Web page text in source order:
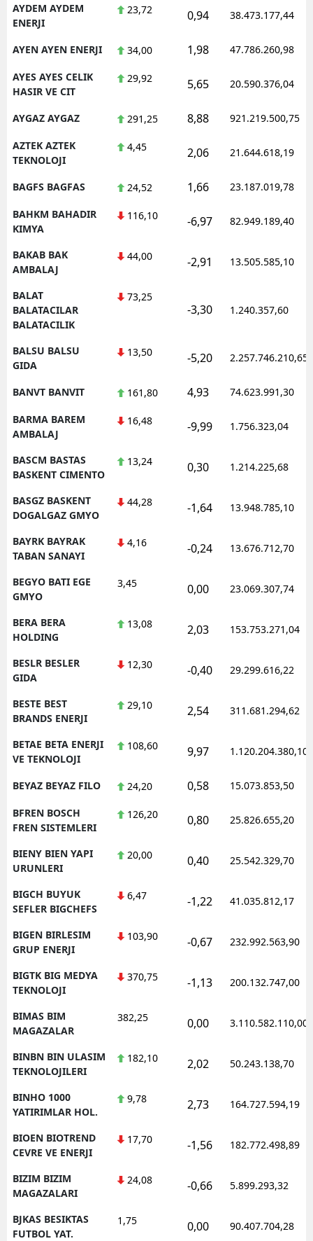
AYDEM AYDEM
ENERJI
23,72 0,94 38.473.177,44
AYEN AYEN ENERJI 34,00 1,98 47.786.260,98
AYES AYES CELIK
HASIR VE CIT
29,92 5,65 20.590.376,04
AYGAZ AYGAZ 291,25 8,88 921.219.500,75
AZTEK AZTEK
TEKNOLOJI
4,45 2,06 21.644.618,19
BAGFS BAGFAS 24,52 1,66 23.187.019,78
BAHKM BAHADIR
KIMYA
116,10 -6,97 82.949.189,40
BAKAB BAK
AMBALAJ
44,00 -2,91 13.505.585,10
BALAT
BALATACILAR
BALATACILIK
73,25
-3,30 1.240.357,60
BALSU BALSU
GIDA
13,50 -5,20 2.257.746.210,65
BANVT BANVIT 161,80 4,93 74.623.991,30
BARMA BAREM
AMBALAJ
16,48 -9,99 1.756.323,04
BASCM BASTAS
BASKENT CIMENTO
13,24 0,30 1.214.225,68
BASGZ BASKENT
DOGALGAZ GMYO
44,28 -1,64 13.948.785,10
BAYRK BAYRAK
TABAN SANAYI
4,16 -0,24 13.676.712,70
BEGYO BATI EGE
GMYO
3,45 0,00 23.069.307,74
BERA BERA
HOLDING
13,08 2,03 153.753.271,04
BESLR BESLER
GIDA
12,30 -0,40 29.299.616,22
BESTE BEST
BRANDS ENERJI
29,10 2,54 311.681.294,62
BETAE BETA ENERJI
VE TEKNOLOJI
108,60 9,97 1.120.204.380,10
BEYAZ BEYAZ FILO 24,20 0,58 15.073.853,50
BFREN BOSCH
FREN SISTEMLERI
126,20 0,80 25.826.655,20
BIENY BIEN YAPI
URUNLERI
20,00 0,40 25.542.329,70
BIGCH BUYUK
SEFLER BIGCHEFS
6,47 -1,22 41.035.812,17
BIGEN BIRLESIM
GRUP ENERJI
103,90 -0,67 232.992.563,90
BIGTK BIG MEDYA
TEKNOLOJI
370,75 -1,13 200.132.747,00
BIMAS BIM
MAGAZALAR
382,25 0,00 3.110.582.110,00
BINBN BIN ULASIM
TEKNOLOJILERI
182,10 2,02 50.243.138,70
BINHO 1000
YATIRIMLAR HOL.
9,78 2,73 164.727.594,19
BIOEN BIOTREND
CEVRE VE ENERJI
17,70 -1,56 182.772.498,89
BIZIM BIZIM
MAGAZALARI
24,08 -0,66 5.899.293,32
BJKAS BESIKTAS
FUTBOL YAT.
1,75 0,00 90.407.704,28